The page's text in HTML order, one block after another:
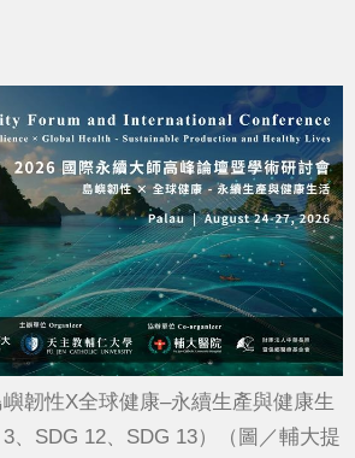
韌性X全球健康–永續生產與健康生
、SDG 12、SDG 13）（圖／輔大提